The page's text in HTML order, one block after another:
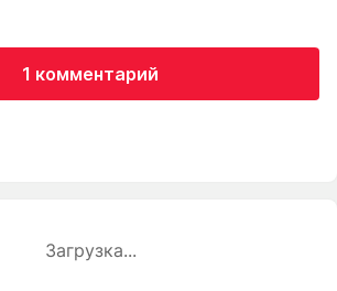
1 комментарий
Загрузка...